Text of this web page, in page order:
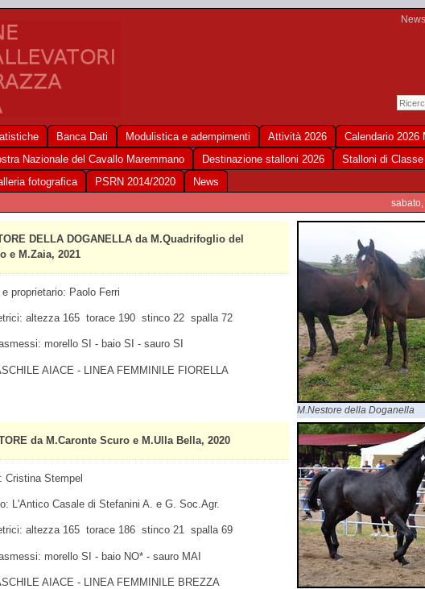
News
Banca Dati Modulistica e adempimenti Attività 2026
Calendario 2026
Nazionale del Cavallo Maremmano Destinazione stalloni 2026
Stalloni di Classe
fotografica PSRN 2014/2020 News
M.Nestore della Doganella
DELLA DOGANELLA da M.Quadrifoglio del
e M.Zaia, 2021
proprietario: Paolo Ferri
altezza 165 torace 190 stinco 22 spalla 72
morello SI - baio SI - sauro SI
AIACE - LINEA FEMMINILE FIORELLA
da M.Caronte Scuro e M.Ulla Bella, 2020
Cristina Stempel
L'Antico Casale di Stefanini A. e G. Soc.Agr.
altezza 165 torace 186 stinco 21 spalla 69
morello SI - baio NO* - sauro MAI
AIACE - LINEA FEMMINILE BREZZA